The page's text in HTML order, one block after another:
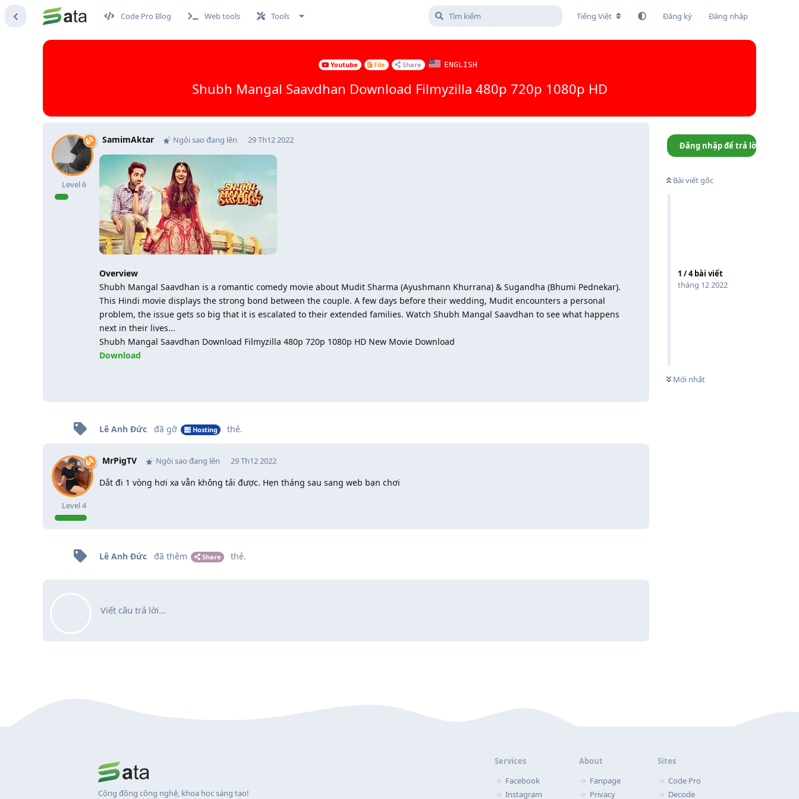
Code Pro Blog Web tools Tools Tiếng Việt Đăng ký Đăng nhập
Youtube File Share ENGLISH
Shubh Mangal Saavdhan Download Filmyzilla 480p 720p 1080p HD
Đăng nhập để trả lời
Bài viết gốc
1 /4bài viết
tháng 12 2022
Mới nhất
SamimAktar Ngôi sao đang lên
Level6
29 Th12 2022
Overview
Shubh Mangal Saavdhan is a romantic comedy movie about Mudit Sharma (Ayushmann Khurrana) & Sugandha (Bhumi Pednekar).
This Hindi movie displays the strong bond between the couple. A few days before their wedding, Mudit encounters a personal
problem, the issue gets so big that it is escalated to their extended families. Watch Shubh Mangal Saavdhan to see what happens
next in their lives...
Shubh Mangal Saavdhan Download Filmyzilla 480p 720p 1080p HD New Movie Download
Download
Lê Anh Đức đã gỡ Hosting thẻ.
MrPigTV Ngôi sao đang lên
Level4
29 Th12 2022
Dắt đi 1 vòng hơi xa vẫn không tải được. Hẹn tháng sau sang web bạn chơi
Lê Anh Đức đã thêm Share thẻ.
Viết câu trả lời...
Cộng đồng công nghệ, khoa học sáng tạo!
Services
Facebook
Instagram
About
Fanpage
Privacy
Sites
Code Pro
Decode